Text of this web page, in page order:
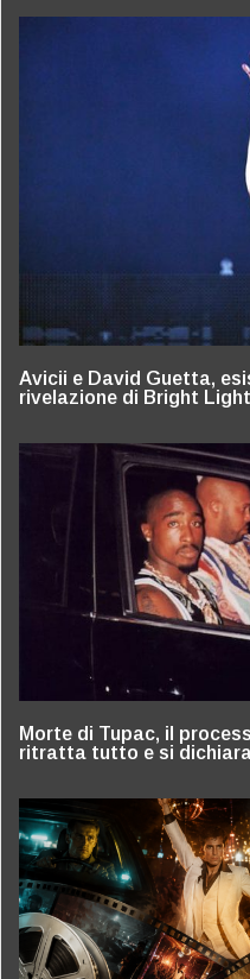
Avicii e David Guetta,
rivelazione di Bright
Morte di Tupac, il
ritratta tutto e si